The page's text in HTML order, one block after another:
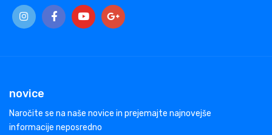
novice
Naročite se na naše novice in prejemajte najnovejše
informacije neposredno